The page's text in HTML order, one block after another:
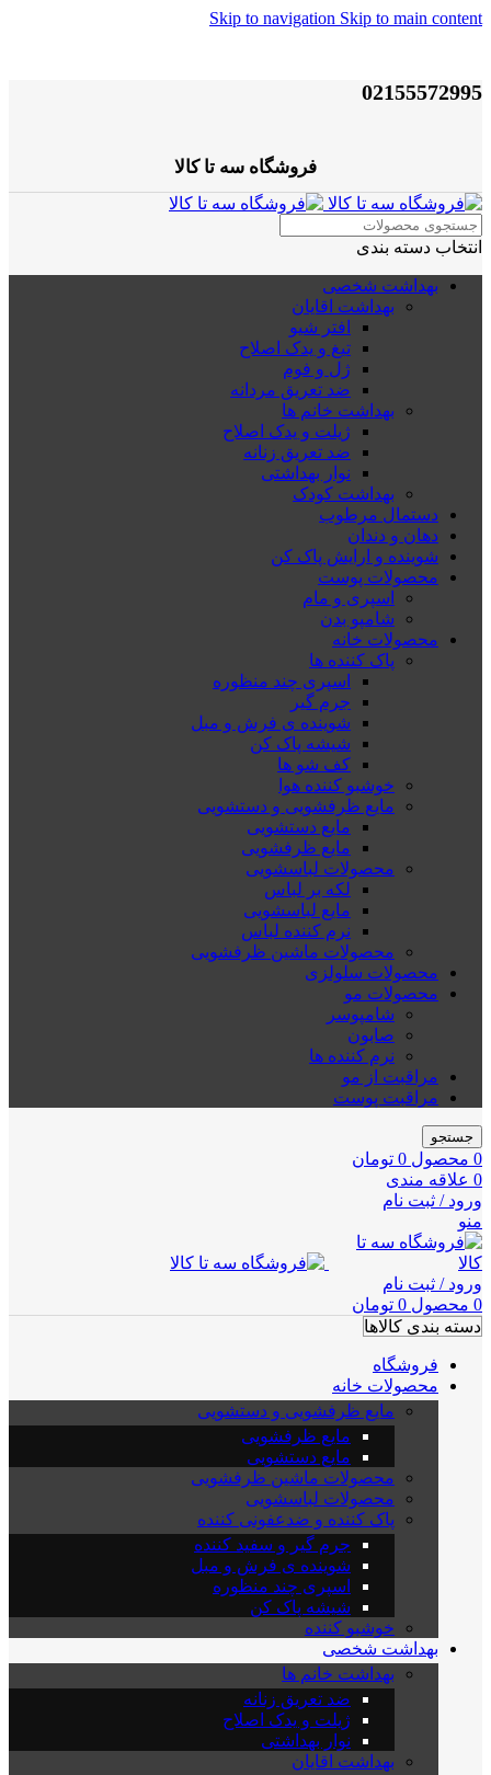
Skip to navigation Skip to main content
02155572995
فروشگاه سه تا کالا
انتخاب دسته بندی
بهداشت شخصی
بهداشت اقایان
افتر شیو
تیغ و یدک اصلاح
ژل و فوم
ضد تعریق مردانه
بهداشت خانم ها
ژیلت و یدک اصلاح
ضد تعریق زنانه
نوار بهداشتی
بهداشت کودک
دستمال مرطوب
دهان و دندان
شوینده و ارایش پاک کن
محصولات پوست
اسپری و مام
شامپو بدن
محصولات خانه
پاک کننده ها
اسپری چند منظوره
جرم گیر
شوینده ی فرش و مبل
شیشه پاک کن
کف شو ها
خوشبو کننده هوا
مایع ظرفشویی و دستشویی
مایع دستشویی
مایع ظرفشویی
محصولات لباسشویی
لکه بر لباس
مایع لباسشویی
نرم کننده لباس
محصولات ماشین ظرفشویی
محصولات سلولزی
محصولات مو
شامپوسر
صابون
نرم کننده ها
مراقبت از مو
مراقبت پوست
جستجو
0 محصول 0 تومان
0 علاقه مندی
ورود / ثبت نام
منو
ورود / ثبت نام
0 محصول 0 تومان
دسته بندی کالاها
فروشگاه
محصولات خانه
مایع ظرفشویی و دستشویی
مایع ظرفشویی
مایع دستشویی
محصولات ماشین ظرفشویی
محصولات لباسشویی
پاک کننده و ضدعفونی کننده
جرم گیر و سفید کننده
شوینده ی فرش و مبل
اسپری چند منظوره
شیشه پاک کن
خوشبو کننده
بهداشت شخصی
بهداشت خانم ها
ضد تعریق زنانه
ژیلت و یدک اصلاح
نوار بهداشتی
بهداشت اقایان